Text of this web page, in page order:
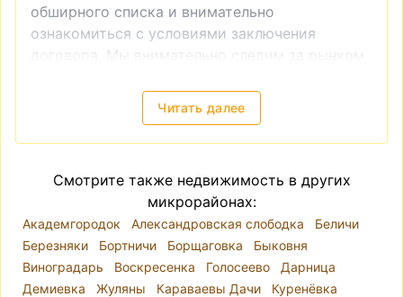
обширного списка и внимательно
ознакомиться с условиями заключения
договора. Мы внимательно следим за рынком
предложений, размещая объявления от
надежных агентств недвижимости и частных
владельцев.
Киева без посредников, лишних затрат
времени и максимально недорого —
периодически заглядывайте в этот раздел на
realt.ua, чтобы не упустить самые выгодные
цены.
Читать далее
Смотрите также недвижимость в других
микрорайонах:
Академгородок Александровская слободка
Беличи
Березняки
Бортничи Борщаговка
Быковня
Виноградарь
Воскресенка Голосеево
Дарница
Демиевка
Жуляны Караваевы Дачи
Куренёвка